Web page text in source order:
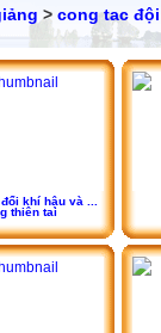
> cong tac đội
khí hậu và ...
thiên tai